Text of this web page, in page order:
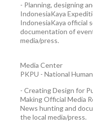
- Planning, designing
IndonesiaKaya
IndonesiaKaya official
documentation of
media/press.
Media Center
PKPU - National
- Creating Design for
Making Official Media
News hunting and
the local media/press.